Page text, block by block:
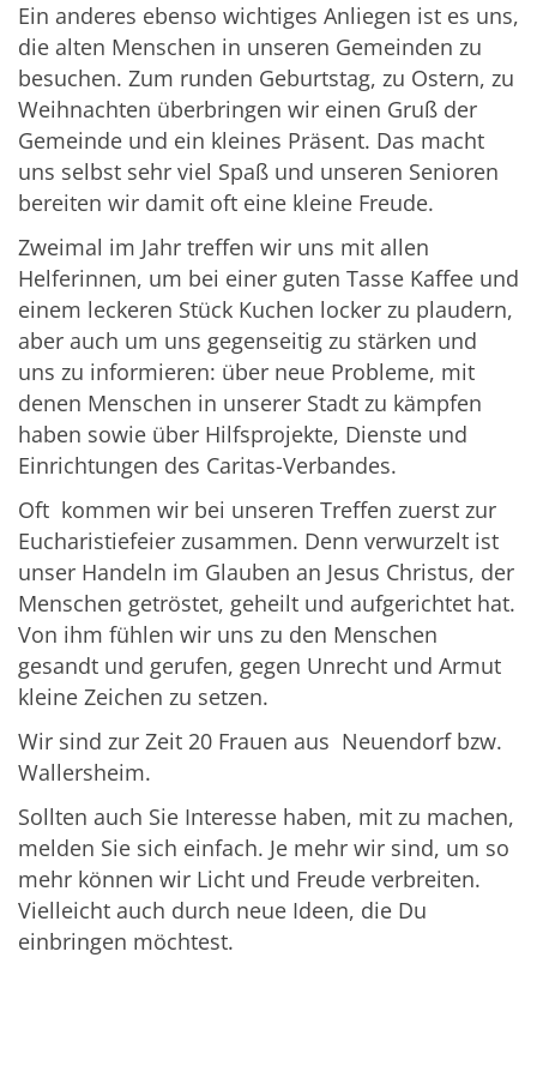
Ein anderes ebenso wichtiges Anliegen ist es uns,
die alten Menschen in unseren Gemeinden zu
besuchen. Zum runden Geburtstag, zu Ostern, zu
Weihnachten überbringen wir einen Gruß der
Gemeinde und ein kleines Präsent. Das macht
uns selbst sehr viel Spaß und unseren Senioren
bereiten wir damit oft eine kleine Freude.
Zweimal im Jahr treffen wir uns mit allen
Helferinnen, um bei einer guten Tasse Kaffee und
einem leckeren Stück Kuchen locker zu plaudern,
aber auch um uns gegenseitig zu stärken und
uns zu informieren: über neue Probleme, mit
denen Menschen in unserer Stadt zu kämpfen
haben sowie über Hilfsprojekte, Dienste und
Einrichtungen des Caritas-Verbandes.
Oft kommen wir bei unseren Treffen zuerst zur
Eucharistiefeier zusammen. Denn verwurzelt ist
unser Handeln im Glauben an Jesus Christus, der
Menschen getröstet, geheilt und aufgerichtet hat.
Von ihm fühlen wir uns zu den Menschen
gesandt und gerufen, gegen Unrecht und Armut
kleine Zeichen zu setzen.
Wir sind zur Zeit 20 Frauen aus Neuendorf bzw.
Wallersheim.
Sollten auch Sie Interesse haben, mit zu machen,
melden Sie sich einfach. Je mehr wir sind, um so
mehr können wir Licht und Freude verbreiten.
Vielleicht auch durch neue Ideen, die Du
einbringen möchtest.